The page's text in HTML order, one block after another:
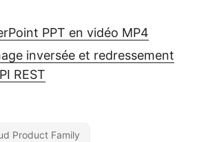
PPT en vidéo MP4
inversée et redressement
REST
Product Family